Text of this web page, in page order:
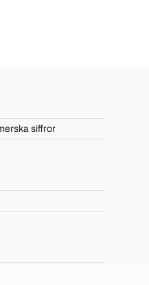
siffror